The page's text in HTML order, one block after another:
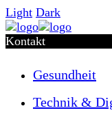
Light Dark
Kontakt
Gesundheit
Technik &